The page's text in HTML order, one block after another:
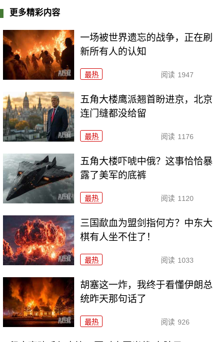
更多精彩内容
一场被世界遗忘的战争，正在刷
新所有人的认知
最热 阅读 1947
五角大楼鹰派翘首盼进京，北京
连门缝都没给留
最热 阅读 1176
五角大楼吓唬中俄？这事恰恰暴
露了美军的底裤
最热 阅读 1120
三国歃血为盟剑指何方？中东大
棋有人坐不住了！
最热 阅读 1033
胡塞这一炸，我终于看懂伊朗总
统昨天那句话了
最热 阅读 926